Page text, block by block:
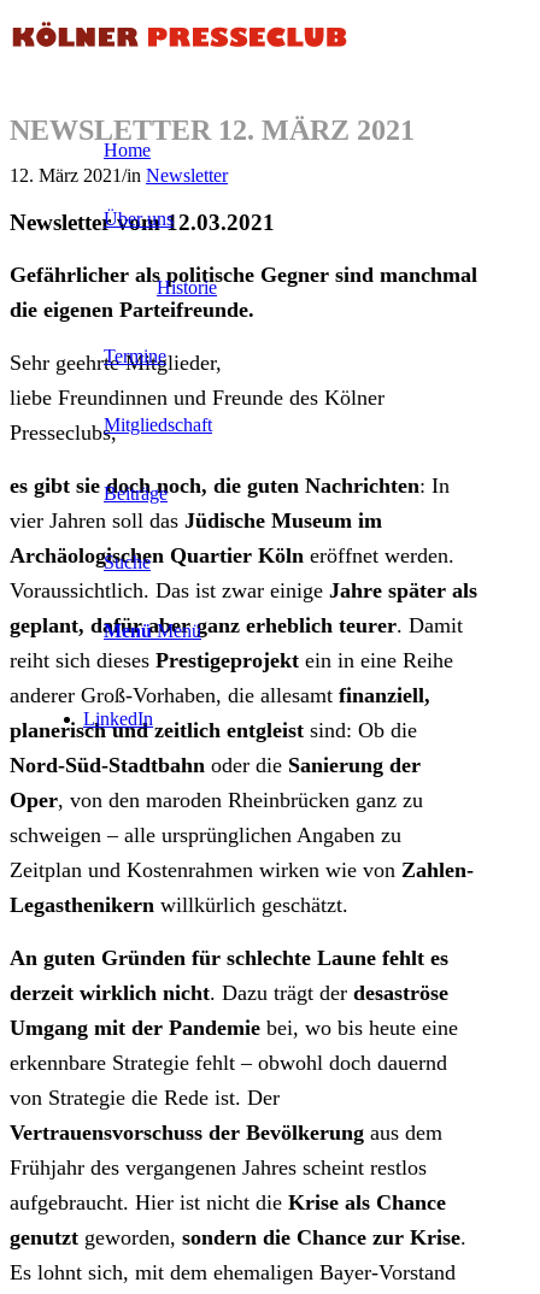
Home
Über uns
Historie
Termine
Mitgliedschaft
Beiträge
Suche
Menü Menü
LinkedIn
NEWSLETTER 12. MÄRZ 2021
12. März 2021/in Newsletter
Newsletter vom 12.03.2021
Gefährlicher als politische Gegner sind manchmal
die eigenen Parteifreunde.
Sehr geehrte Mitglieder,
liebe Freundinnen und Freunde des Kölner
Presseclubs,
es gibt sie doch noch, die guten Nachrichten: In
vier Jahren soll das Jüdische Museum im
Archäologischen Quartier Köln eröffnet werden.
Voraussichtlich. Das ist zwar einige Jahre später als
geplant, dafür aber ganz erheblich teurer. Damit
reiht sich dieses Prestigeprojekt ein in eine Reihe
anderer Groß-Vorhaben, die allesamt finanziell,
planerisch und zeitlich entgleist sind: Ob die
Nord-Süd-Stadtbahn oder die Sanierung der
Oper, von den maroden Rheinbrücken ganz zu
schweigen – alle ursprünglichen Angaben zu
Zeitplan und Kostenrahmen wirken wie von Zahlen-
Legasthenikern willkürlich geschätzt.
An guten Gründen für schlechte Laune fehlt es
derzeit wirklich nicht. Dazu trägt der desaströse
Umgang mit der Pandemie bei, wo bis heute eine
erkennbare Strategie fehlt – obwohl doch dauernd
von Strategie die Rede ist. Der
Vertrauensvorschuss der Bevölkerung aus dem
Frühjahr des vergangenen Jahres scheint restlos
aufgebraucht. Hier ist nicht die Krise als Chance
genutzt geworden, sondern die Chance zur Krise.
Es lohnt sich, mit dem ehemaligen Bayer-Vorstand